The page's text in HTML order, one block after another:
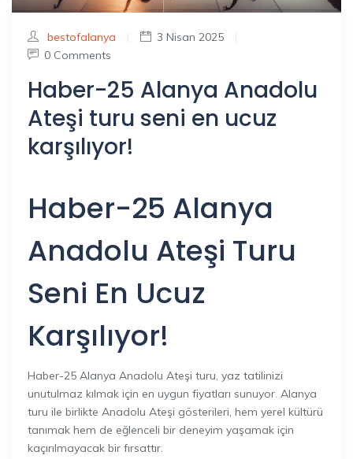
bestofalanya 3 Nisan 2025
0 Comments
Haber-25 Alanya Anadolu
Ateşi turu seni en ucuz
karşılıyor!
Haber-25 Alanya
Anadolu Ateşi Turu
Seni En Ucuz
Karşılıyor!
Haber-25 Alanya Anadolu Ateşi turu, yaz tatilinizi
unutulmaz kılmak için en uygun fiyatları sunuyor. Alanya
turu ile birlikte Anadolu Ateşi gösterileri, hem yerel kültürü
tanımak hem de eğlenceli bir deneyim yaşamak için
kaçırılmayacak bir fırsattır.